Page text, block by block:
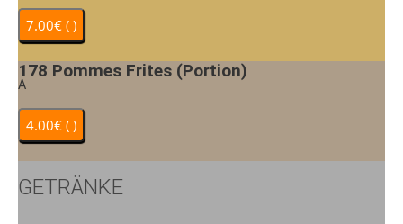
178 Pommes Frites (Portion)
A
GETRÄNKE